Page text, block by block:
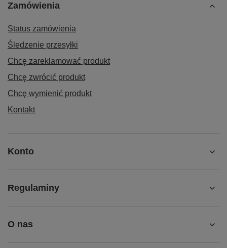
Zamówienia
Status zamówienia
Śledzenie przesyłki
Chcę zareklamować produkt
Chcę zwrócić produkt
Chcę wymienić produkt
Kontakt
Konto
Regulaminy
O nas